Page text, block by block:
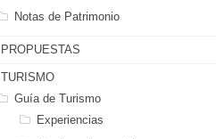
Notas de Patrimonio
PROPUESTAS
TURISMO
Guía de Turismo
Experiencias